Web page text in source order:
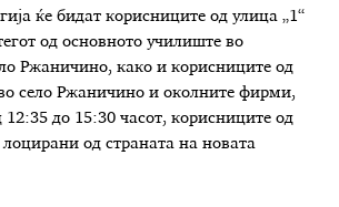
ќе бидат корисниците од улица „1“
од основното училиште во
Ржаничино, како и корисниците од
село Ржаничино и околните фирми,
12:35 до 15:30 часот, корисниците од
од страната на новата